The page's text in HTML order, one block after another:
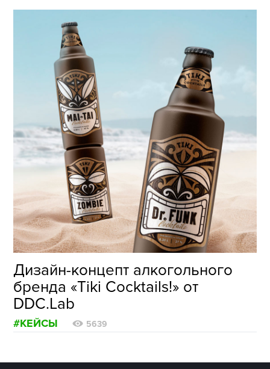
Дизайн-концепт алкогольного
бренда «Tiki Cocktails!» от
DDC.Lab
#КЕЙСЫ 5639